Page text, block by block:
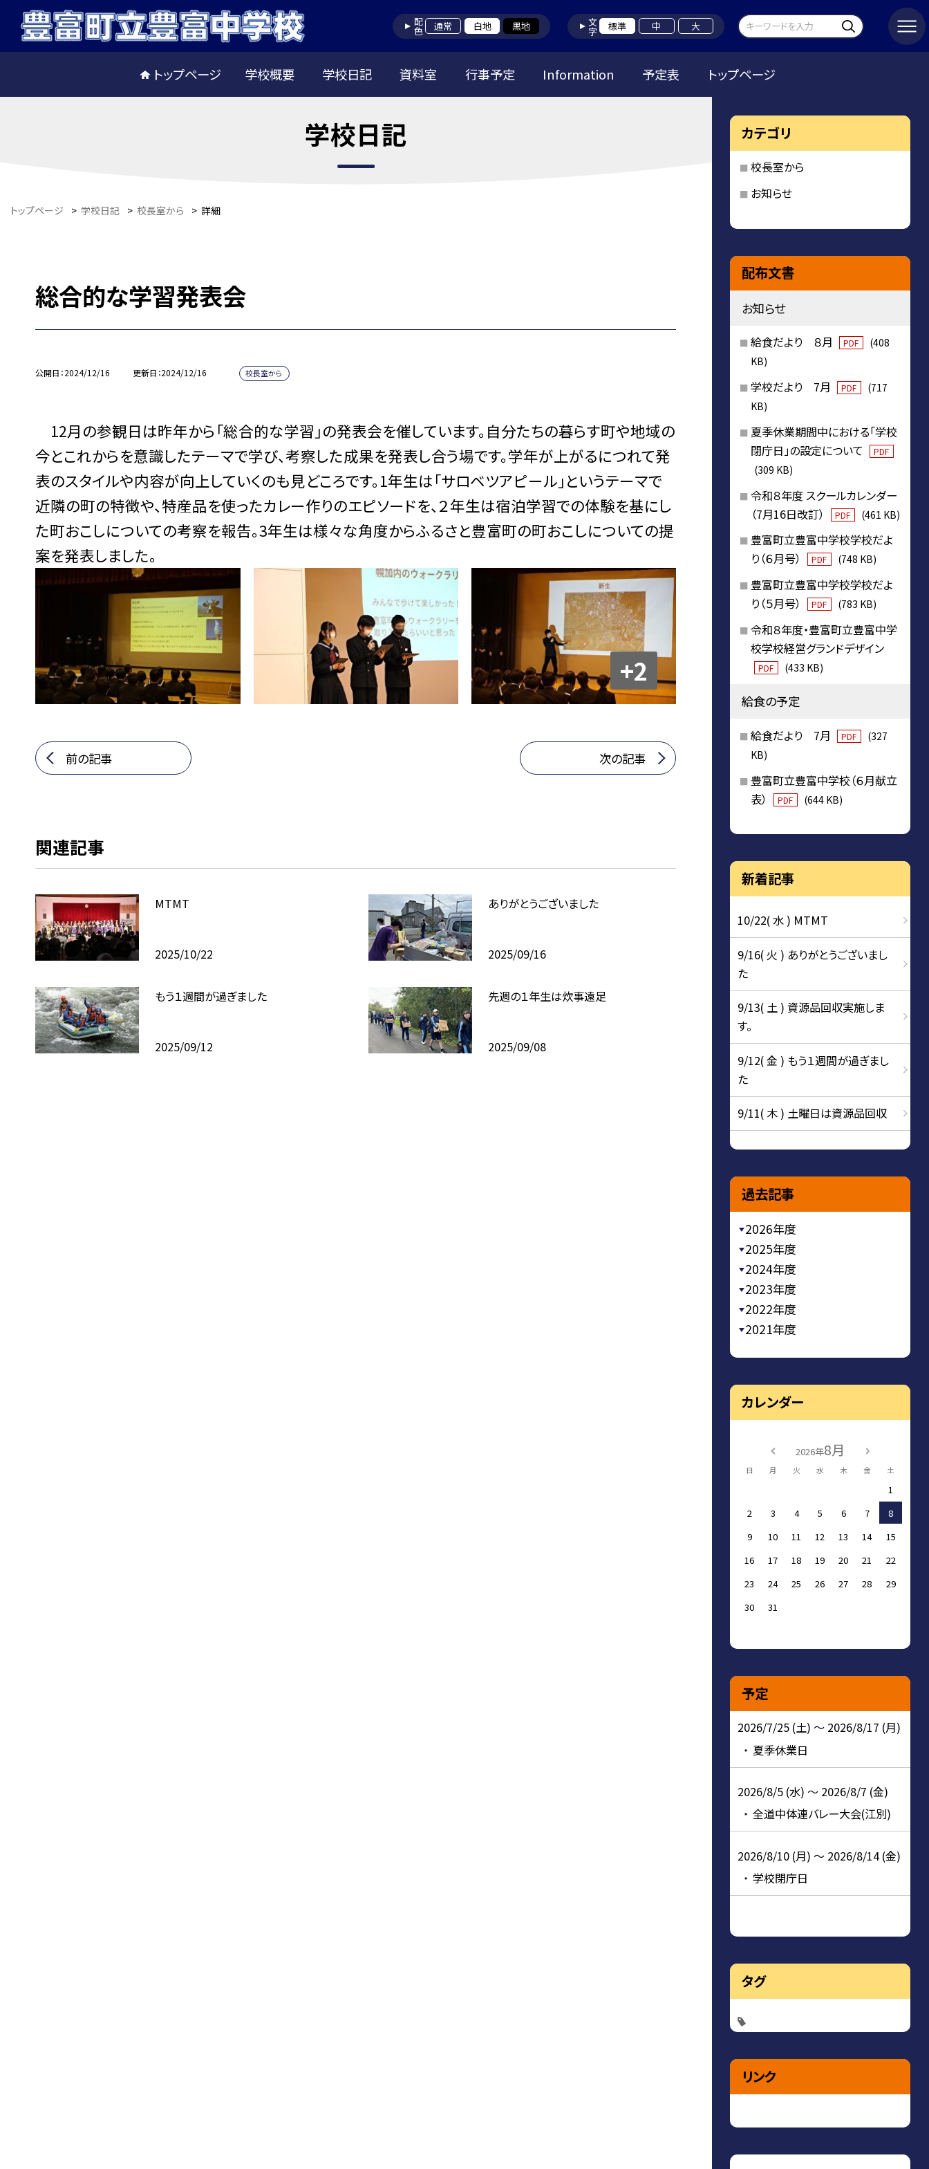
配色 通常 白地 黒地 文字 標準 中 大
トップページ 学校概要 学校日記 資料室 行事予定 Information 予定表 トップページ
学校日記
トップページ > 学校日記 > 校長室から > 詳細
総合的な学習発表会
公開日 2024/12/16 更新日 2024/12/16 校長室から
12月の参観日は昨年から「総合的な学習」の発表会を催しています。自分たちの暮らす町や地域の
今とこれからを意識したテーマで学び、考察した成果を発表し合う場です。学年が上がるにつれて発
表のスタイルや内容が向上していくのも見どころです。1年生は「サロベツアピール」というテーマで
近隣の町の特徴や、特産品を使ったカレー作りのエピソードを、２年生は宿泊学習での体験を基にし
た町おこしについての考察を報告。3年生は様々な角度からふるさと豊富町の町おこしについての提
案を発表しました。
+2
前の記事 次の記事
関連記事
MTMT
2025/10/22
ありがとうございました
2025/09/16
もう１週間が過ぎました
2025/09/12
先週の１年生は炊事遠足
2025/09/08
カテゴリ
校長室から
お知らせ
配布文書
お知らせ
給食だより ８月 PDF
(408
KB)
学校だより 7月 PDF
(717
KB)
夏季休業期間中における「学校
閉庁日」の設定について
PDF
(309 KB)
令和８年度 スクールカレンダー
（7月16日改訂）
PDF (461 KB)
豊富町立豊富中学校学校だよ
り（６月号）
PDF (748 KB)
豊富町立豊富中学校学校だよ
り（５月号）
PDF (783 KB)
令和８年度・豊富町立豊富中学
校学校経営グランドデザイン
PDF (433 KB)
給食の予定
給食だより 7月 PDF
(327
KB)
豊富町立豊富中学校（６月献立
表）
PDF (644 KB)
新着記事
10/22( 水 ) MTMT
9/16( 火 ) ありがとうございまし
た
9/13( 土 ) 資源品回収実施しま
す。
9/12( 金 ) もう１週間が過ぎまし
た
9/11( 木 ) 土曜日は資源品回収
過去記事
2026年度
2025年度
2024年度
2023年度
2022年度
2021年度
カレンダー
2026年8月
日 月 火 水 木 金 土
1
2
3 4 5 6 7
8
9
10 11 12 13 14
15
16
17 18 19 20 21
22
23
24 25 26 27 28
29
30
31
予定
2026/7/25 (土) ～ 2026/8/17 (月)
夏季休業日
2026/8/5 (水) ～ 2026/8/7 (金)
全道中体連バレー大会(江別)
2026/8/10 (月) ～ 2026/8/14 (金)
学校閉庁日
タグ
リンク